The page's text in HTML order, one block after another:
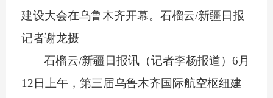
建设大会在乌鲁木齐开幕。石榴云/新疆日报
记者谢龙摄
石榴云/新疆日报讯（记者李杨报道）6 月
12 日上午，第三届乌鲁木齐国际航空枢纽建